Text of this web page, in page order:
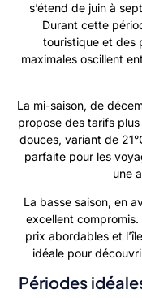
s’étend de juin à
Durant cette
touristique et des
maximales oscillent
La mi-saison, de
propose des tarifs
douces, variant de
parfaite pour les
une
La basse saison, en
excellent
prix abordables et
idéale pour
Périodes